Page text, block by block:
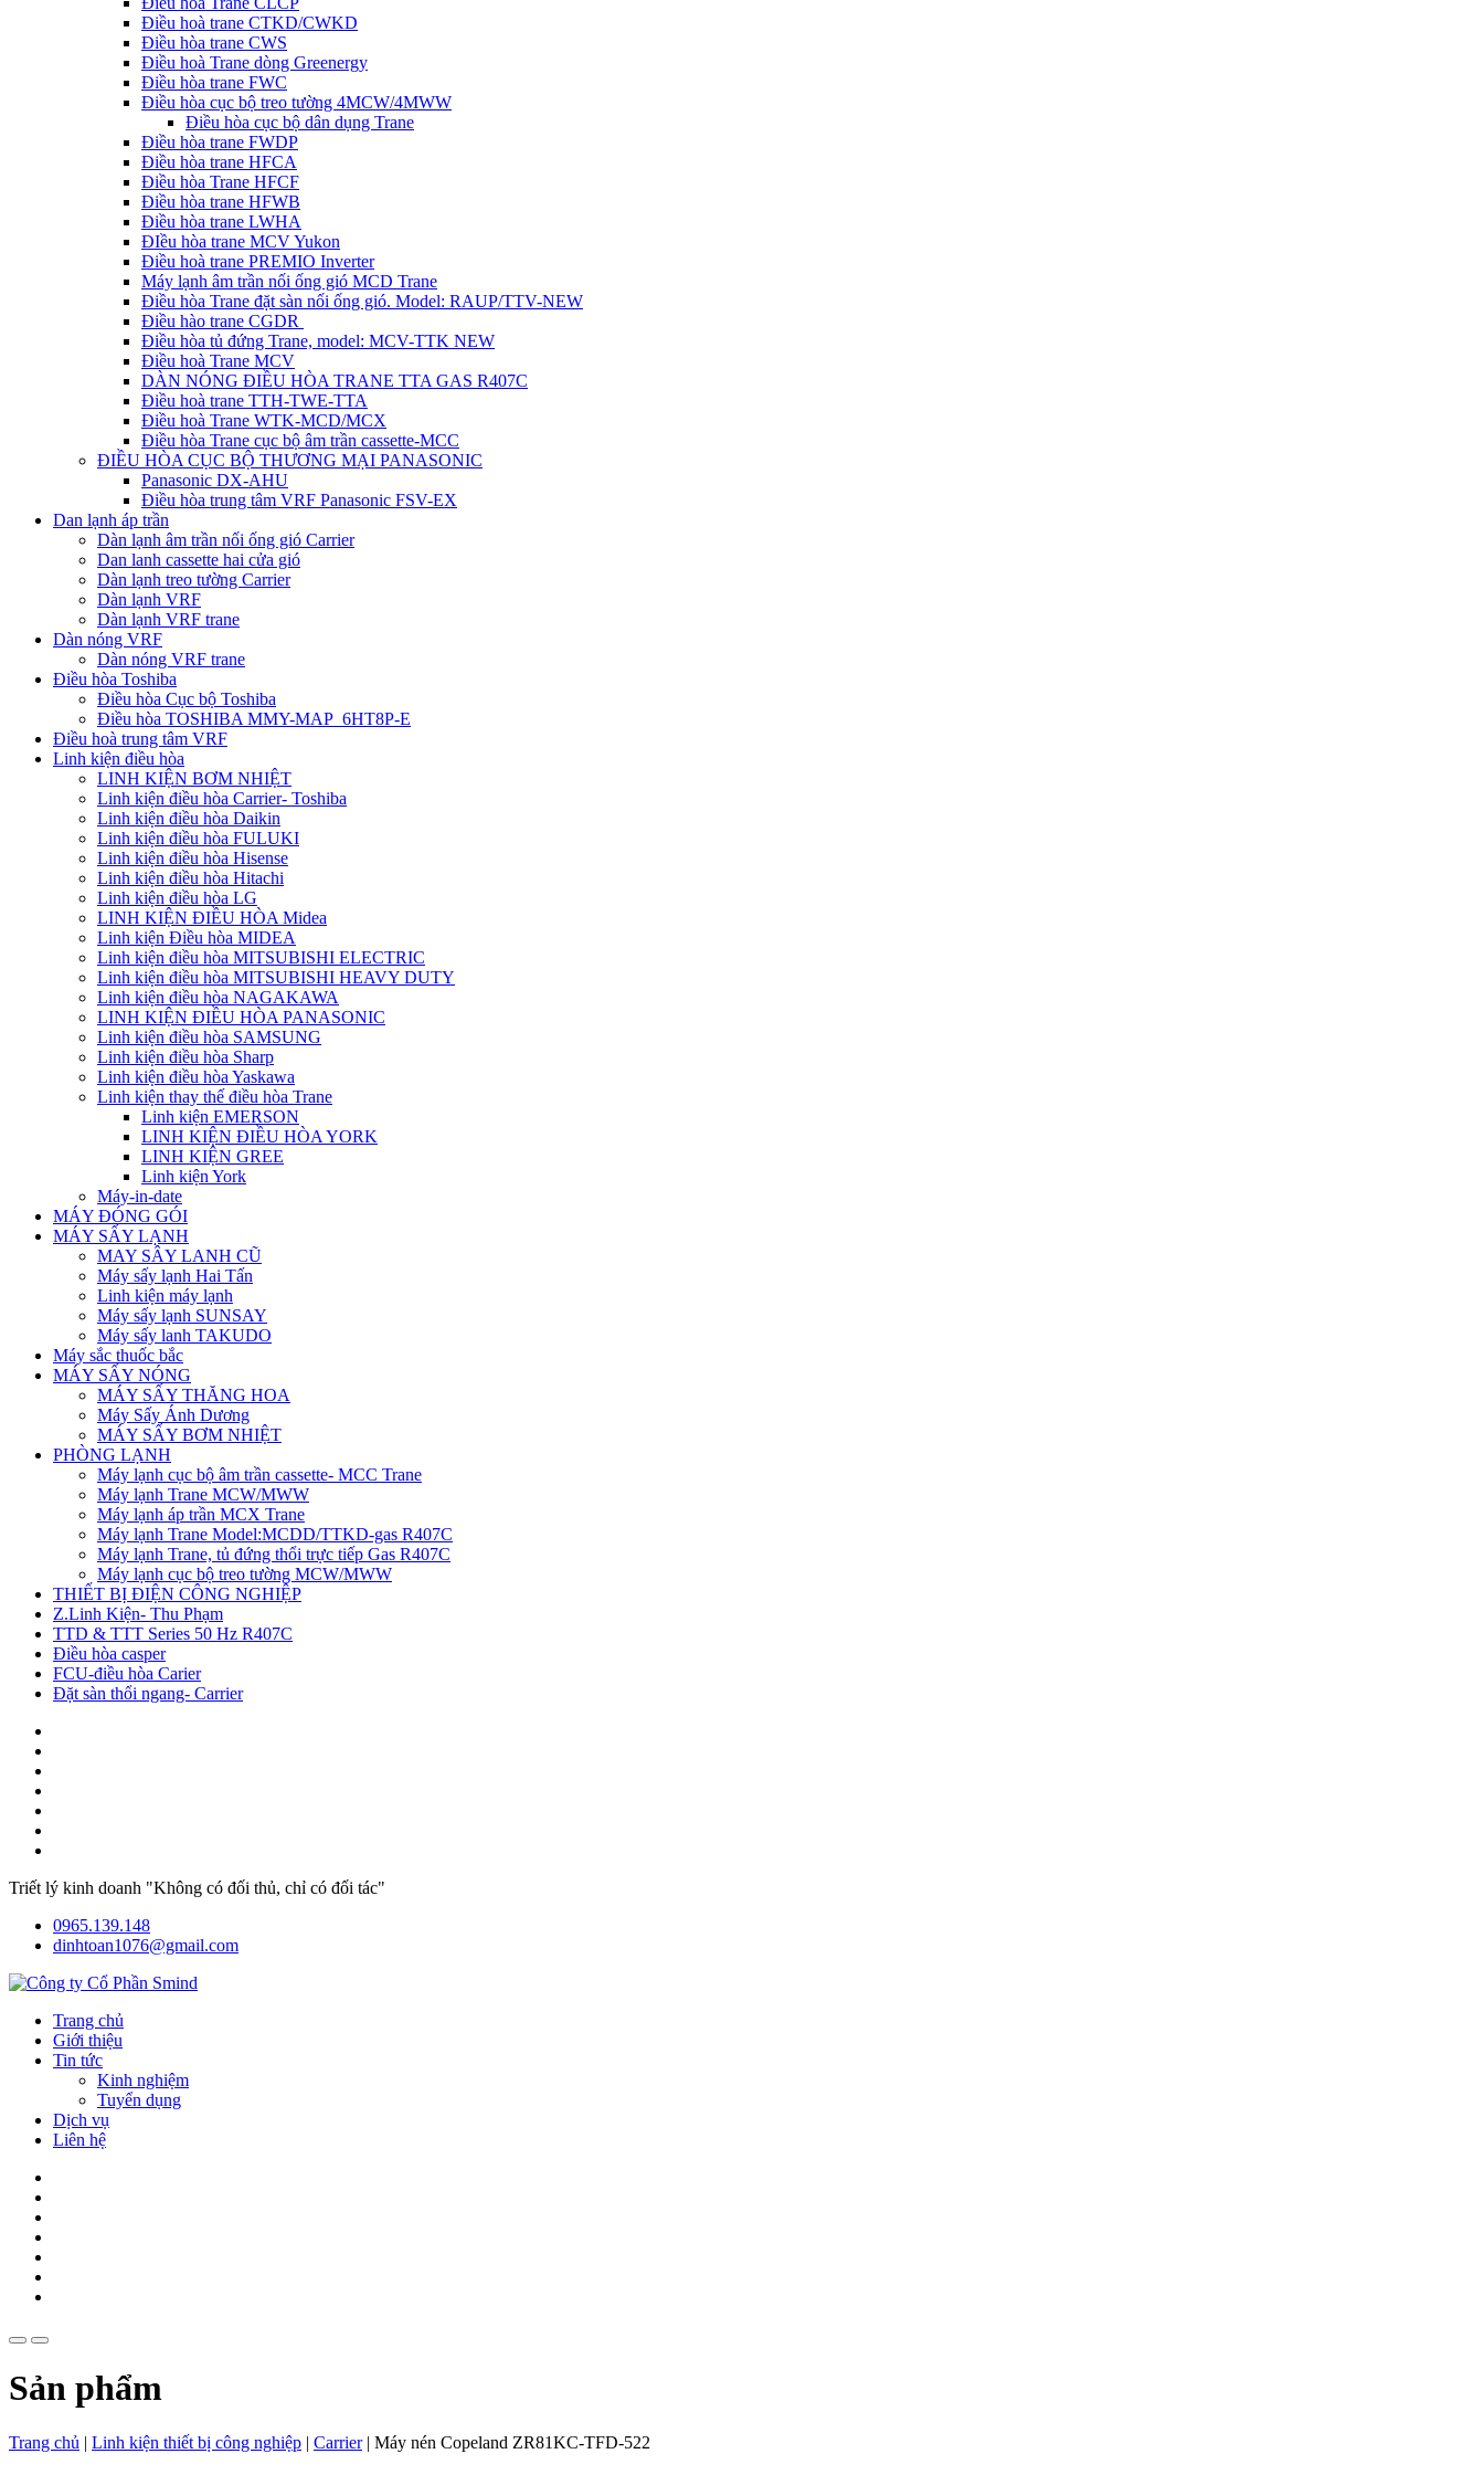
Điều hoà trane CTKD/CWKD
Điều hòa trane CWS
Điều hoà Trane dòng Greenergy
Điều hòa trane FWC
Điều hòa cục bộ treo tường 4MCW/4MWW
Điều hòa cục bộ dân dụng Trane
Điều hòa trane FWDP
Điều hòa trane HFCA
Điều hòa Trane HFCF
Điều hòa trane HFWB
Điều hòa trane LWHA
ĐIều hòa trane MCV Yukon
Điều hoà trane PREMIO Inverter
Máy lạnh âm trần nối ống gió MCD Trane
Điều hòa Trane đặt sàn nối ống gió. Model: RAUP/TTV-NEW
Điều hào trane CGDR
Điều hòa tủ đứng Trane, model: MCV-TTK NEW
Điều hoà Trane MCV
DÀN NÓNG ĐIỀU HÒA TRANE TTA GAS R407C
Điều hoà trane TTH-TWE-TTA
Điều hoà Trane WTK-MCD/MCX
Điều hòa Trane cục bộ âm trần cassette-MCC
ĐIỀU HÒA CỤC BỘ THƯƠNG MẠI PANASONIC
Panasonic DX-AHU
Điều hòa trung tâm VRF Panasonic FSV-EX
Dan lạnh áp trần
Dàn lạnh âm trần nối ống gió Carrier
Dan lanh cassette hai cửa gió
Dàn lạnh treo tường Carrier
Dàn lạnh VRF
Dàn lạnh VRF trane
Dàn nóng VRF
Dàn nóng VRF trane
Điều hòa Toshiba
Điều hòa Cục bộ Toshiba
Điều hòa TOSHIBA MMY-MAP_6HT8P-E
Điều hoà trung tâm VRF
Linh kiện điều hòa
LINH KIỆN BƠM NHIỆT
Linh kiện điều hòa Carrier- Toshiba
Linh kiện điều hòa Daikin
Linh kiện điều hòa FULUKI
Linh kiện điều hòa Hisense
Linh kiện điều hòa Hitachi
Linh kiện điều hòa LG
LINH KIỆN ĐIỀU HÒA Midea
Linh kiện Điều hòa MIDEA
Linh kiện điều hòa MITSUBISHI ELECTRIC
Linh kiện điều hòa MITSUBISHI HEAVY DUTY
Linh kiện điều hòa NAGAKAWA
LINH KIỆN ĐIỀU HÒA PANASONIC
Linh kiện điều hòa SAMSUNG
Linh kiện điều hòa Sharp
Linh kiện điều hòa Yaskawa
Linh kiện thay thế điều hòa Trane
Linh kiện EMERSON
LINH KIỆN ĐIỀU HÒA YORK
LINH KIỆN GREE
Linh kiện York
Máy-in-date
MÁY ĐÓNG GÓI
MÁY SẤY LẠNH
MAY SÂY LANH CŨ
Máy sấy lạnh Hai Tấn
Linh kiện máy lạnh
Máy sấy lạnh SUNSAY
Máy sấy lanh TAKUDO
Máy sắc thuốc bắc
MÁY SẤY NÓNG
MÁY SẤY THĂNG HOA
Máy Sấy Ánh Dương
MÁY SẤY BƠM NHIỆT
PHÒNG LẠNH
Máy lạnh cục bộ âm trần cassette- MCC Trane
Máy lạnh Trane MCW/MWW
Máy lạnh áp trần MCX Trane
Máy lạnh Trane Model:MCDD/TTKD-gas R407C
Máy lạnh Trane, tủ đứng thổi trực tiếp Gas R407C
Máy lạnh cục bộ treo tường MCW/MWW
THIẾT BỊ ĐIỆN CÔNG NGHIỆP
Z.Linh Kiện- Thu Phạm
TTD & TTT Series 50 Hz R407C
Điều hòa casper
FCU-điều hòa Carier
Đặt sàn thổi ngang- Carrier
Triết lý kinh doanh "Không có đối thủ, chỉ có đối tác"
0965.139.148
dinhtoan1076@gmail.com
Trang chủ
Giới thiệu
Tin tức
Kinh nghiệm
Tuyển dụng
Dịch vụ
Liên hệ
Sản phẩm
Trang chủ | Linh kiện thiết bị công nghiệp | Carrier| Máy nén Copeland ZR81KC-TFD-522